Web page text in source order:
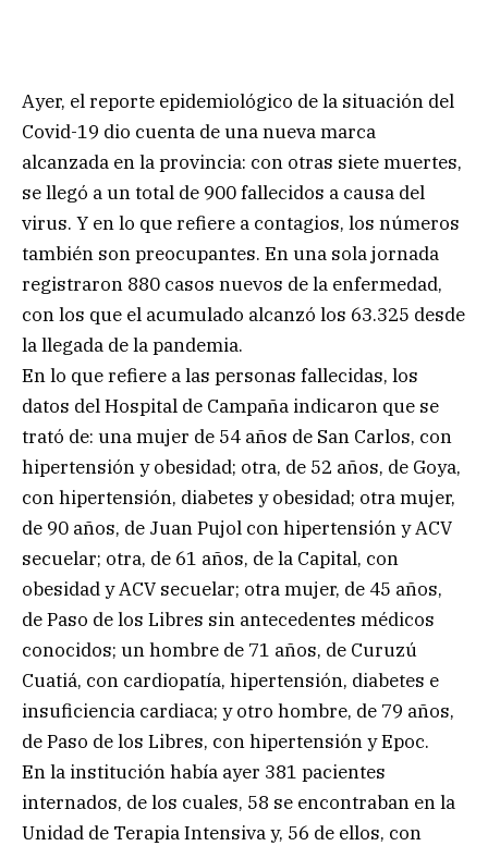
Ayer, el reporte epidemiológico de la situación del
Covid-19 dio cuenta de una nueva marca
alcanzada en la provincia: con otras siete muertes,
se llegó a un total de 900 fallecidos a causa del
virus. Y en lo que refiere a contagios, los números
también son preocupantes. En una sola jornada
registraron 880 casos nuevos de la enfermedad,
con los que el acumulado alcanzó los 63.325 desde
la llegada de la pandemia.
En lo que refiere a las personas fallecidas, los
datos del Hospital de Campaña indicaron que se
trató de: una mujer de 54 años de San Carlos, con
hipertensión y obesidad; otra, de 52 años, de Goya,
con hipertensión, diabetes y obesidad; otra mujer,
de 90 años, de Juan Pujol con hipertensión y ACV
secuelar; otra, de 61 años, de la Capital, con
obesidad y ACV secuelar; otra mujer, de 45 años,
de Paso de los Libres sin antecedentes médicos
conocidos; un hombre de 71 años, de Curuzú
Cuatiá, con cardiopatía, hipertensión, diabetes e
insuficiencia cardiaca; y otro hombre, de 79 años,
de Paso de los Libres, con hipertensión y Epoc.
En la institución había ayer 381 pacientes
internados, de los cuales, 58 se encontraban en la
Unidad de Terapia Intensiva y, 56 de ellos, con